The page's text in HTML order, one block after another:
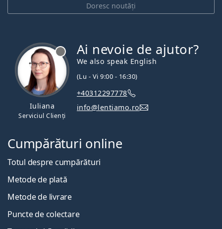
Doresc noutăți
Iuliana
Serviciul Clienți
Ai nevoie de ajutor?
We also speak English
(Lu - Vi 9:00 - 16:30)
+40312297778
info@lentiamo.ro
Cumpărături online
Totul despre cumpărături
Metode de plată
Metode de livrare
Puncte de colectare